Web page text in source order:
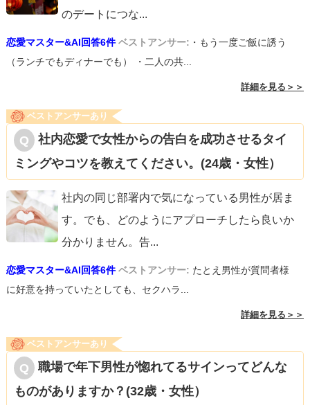
のデートにつな...
恋愛マスター&AI回答6件 ベストアンサー: ・もう一度ご飯に誘う
（ランチでもディナーでも） ・二人の共...
詳細を見る＞＞
ベストアンサーあり
社内恋愛で女性からの告白を成功させるタイ
ミングやコツを教えてください。(24歳・女性）
社内の同じ部署内で気になっている男性が居ま
す。でも、どのようにアプローチしたら良いか
分かりません。告...
恋愛マスター&AI回答6件 ベストアンサー: たとえ男性が質問者様
に好意を持っていたとしても、セクハラ...
詳細を見る＞＞
ベストアンサーあり
職場で年下男性が惚れてるサインってどんな
ものがありますか？(32歳・女性）